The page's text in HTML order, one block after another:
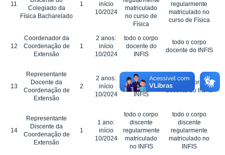
11
Colegiado da
Física Bacharelado
1
início
10/2024
matriculado
no curso de
Física
regularmente
matriculado no
curso de Física
12
Coordenador da
Coordenação de
Extensão
1
2 anos:
início
10/2024
todo o corpo
docente do
INFIS
todo o corpo
docente do INFIS
13
Representante
Docente da
Coordenação de
Extensão
2
2 anos:
início
10/2024
todo o corpo
docente do
INFIS
todo o corpo
docente do INFIS
14
Representante
Discente da
Coordenação de
Extensão
1
1 ano:
início
10/2024
todo o corpo
discente
regularmente
matriculado
no INFIS
todo o corpo
discente
regularmente
matriculado no
INFIS